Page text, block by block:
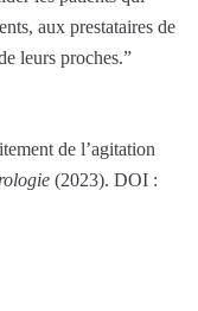
aux prestataires de
leurs proches.”
de l’agitation
(2023). DOI :